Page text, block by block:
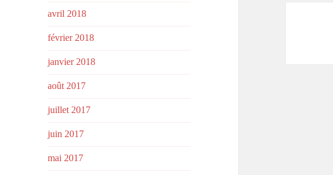
avril 2018
février 2018
janvier 2018
août 2017
juillet 2017
juin 2017
mai 2017